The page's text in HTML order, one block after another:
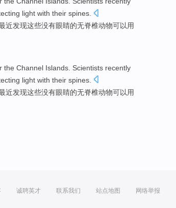
light with their spines
近发现这些没有眼睛的无脊椎动物可以 用
the Channel Islands Scientists recently
light with their spines
近发现这些没有眼睛的无脊椎动物可以 用
诚聘英才 联系我们 站点地图 网络举报